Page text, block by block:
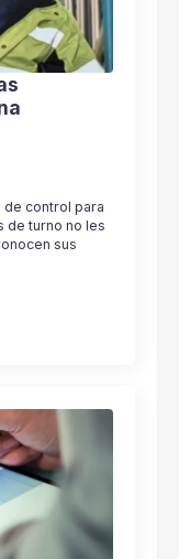
de control para
de turno no les
sus